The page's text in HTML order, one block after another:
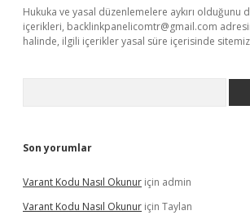
Hukuka ve yasal düzenlemelere aykırı olduğunu
içerikleri, backlinkpanelicomtr@gmail.com
halinde, ilgili içerikler yasal süre içerisinde
Son yorumlar
Varant Kodu Nasıl Okunur için admin
Varant Kodu Nasıl Okunur için Taylan